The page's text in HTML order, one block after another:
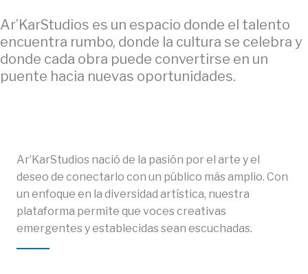
Ar’KarStudios es un espacio donde el talento
encuentra rumbo, donde la cultura se celebra y
donde cada obra puede convertirse en un
puente hacia nuevas oportunidades.
Ar’KarStudios nació de la pasión por el arte y el
deseo de conectarlo con un público más amplio. Con
un enfoque en la diversidad artística, nuestra
plataforma permite que voces creativas
emergentes y establecidas sean escuchadas.